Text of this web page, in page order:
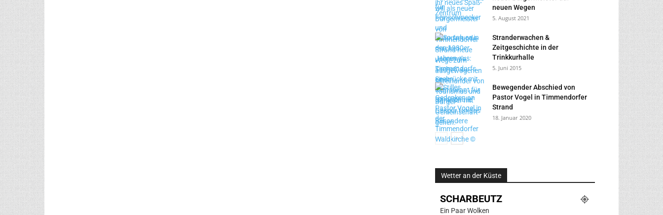
neuen Wegen
5. August 2021
Stranderwachen &
Zeitgeschichte in der
Trinkkurhalle
5. Juni 2015
Bewegender Abschied von
Pastor Vogel in Timmendorfer
Strand
18. Januar 2020
Wetter an der Küste
SCHARBEUTZ
Ein Paar Wolken